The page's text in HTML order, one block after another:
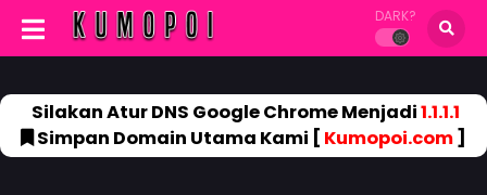
DARK?
Silakan Atur DNS Google Chrome Menjadi1.1.1.1
Simpan Domain Utama Kami [ Kumopoi.com]